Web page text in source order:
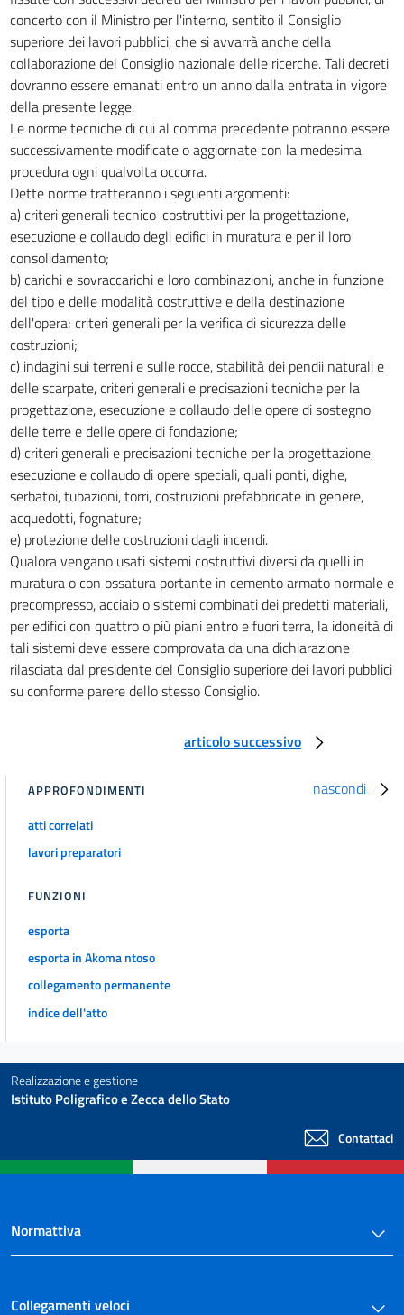
REPRESSIONE DELLE VIOLAZIONI
20
21
22
23
24
25
26
27
28
29
TITOLO IV
DISPOSIZIONI TRANSITORIE E FINALI
30
31
32
33
34
concerto con il Ministro per l'interno, sentito il Consiglio
superiore dei lavori pubblici, che si avvarrà anche della
collaborazione del Consiglio nazionale delle ricerche. Tali decreti
dovranno essere emanati entro un anno dalla entrata in vigore
della presente legge.
Le norme tecniche di cui al comma precedente potranno essere
successivamente modificate o aggiornate con la medesima
procedura ogni qualvolta occorra.
Dette norme tratteranno i seguenti argomenti:
a) criteri generali tecnico-costruttivi per la progettazione,
esecuzione e collaudo degli edifici in muratura e per il loro
consolidamento;
b) carichi e sovraccarichi e loro combinazioni, anche in funzione
del tipo e delle modalità costruttive e della destinazione
dell'opera; criteri generali per la verifica di sicurezza delle
costruzioni;
c) indagini sui terreni e sulle rocce, stabilità dei pendii naturali e
delle scarpate, criteri generali e precisazioni tecniche per la
progettazione, esecuzione e collaudo delle opere di sostegno
delle terre e delle opere di fondazione;
d) criteri generali e precisazioni tecniche per la progettazione,
esecuzione e collaudo di opere speciali, quali ponti, dighe,
serbatoi, tubazioni, torri, costruzioni prefabbricate in genere,
acquedotti, fognature;
e) protezione delle costruzioni dagli incendi.
Qualora vengano usati sistemi costruttivi diversi da quelli in
muratura o con ossatura portante in cemento armato normale e
precompresso, acciaio o sistemi combinati dei predetti materiali,
per edifici con quattro o più piani entro e fuori terra, la idoneità di
tali sistemi deve essere comprovata da una dichiarazione
rilasciata dal presidente del Consiglio superiore dei lavori pubblici
su conforme parere dello stesso Consiglio.
articolo successivo
nascondi
APPROFONDIMENTI
atti correlati
lavori preparatori
FUNZIONI
esporta
esporta in Akoma ntoso
collegamento permanente
indice dell'atto
Realizzazione e gestione
Istituto Poligrafico e Zecca dello Stato
Contattaci
Normattiva
Collegamenti veloci